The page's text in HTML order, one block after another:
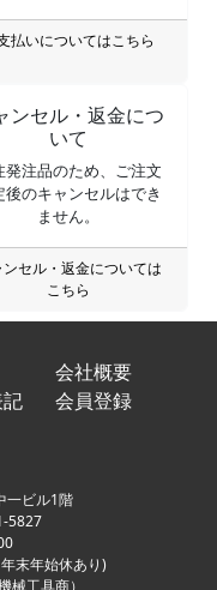
払いについてはこちら
ンセル・返金につ
いて
発注品のため、ご注文
後のキャンセルはでき
ません。
ンセル・返金については
こちら
会社概要
会員登録
一ビル1階
5827
末年始休あり)
工具商）